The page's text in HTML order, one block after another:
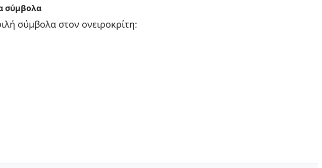
σύμβολα
σύμβολα στον ονειροκρίτη: